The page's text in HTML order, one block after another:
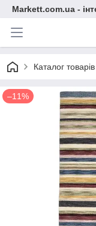
Markett.com.ua -
Каталог товарів
–11%